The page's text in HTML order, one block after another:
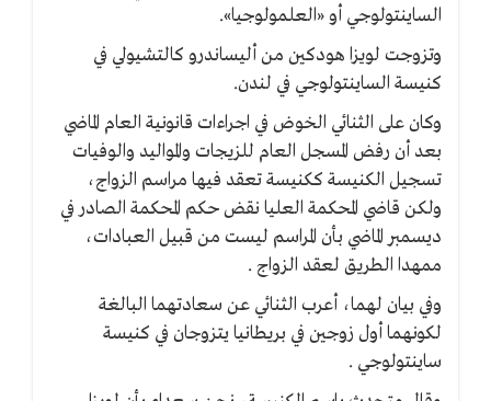
الساينتولوجي أو «العلمولوجيا».
وتزوجت لويزا هودكين من أليساندرو كالتشيولي في
كنيسة الساينتولوجي في لندن.
وكان على الثنائي الخوض في اجراءات قانونية العام الماضي
بعد أن رفض المسجل العام للزيجات والمواليد والوفيات
تسجيل الكنيسة ككنيسة تعقد فيها مراسم الزواج،
ولكن قاضي المحكمة العليا نقض حكم المحكمة الصادر في
ديسمبر الماضي بأن المراسم ليست من قبيل العبادات،
ممهدا الطريق لعقد الزواج .
وفي بيان لهما، أعرب الثنائي عن سعادتهما البالغة
لكونهما أول زوجين في بريطانيا يتزوجان في كنيسة
ساينتولوجي .